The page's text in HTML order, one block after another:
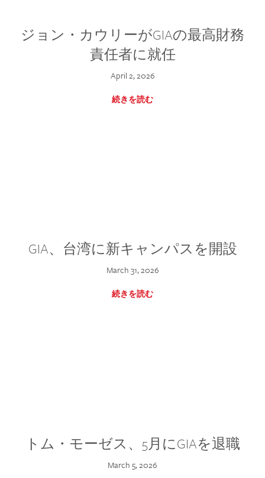
ジョン・カウリーがGIAの最高財務
責任者に就任
April 2, 2026
続きを読む
GIA、台湾に新キャンパスを開設
March 31, 2026
続きを読む
トム・モーゼス、5月にGIAを退職
March 5, 2026